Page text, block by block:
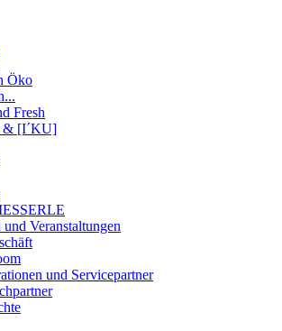
Öko
Fresh
[I´KU]
und Veranstaltungen
und Servicepartner